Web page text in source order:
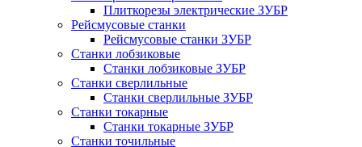
Плиткорезы электрические ЗУБР
Рейсмусовые станки
Рейсмусовые станки ЗУБР
Станки лобзиковые
Станки лобзиковые ЗУБР
Станки сверлильные
Станки сверлильные ЗУБР
Станки токарные
Станки токарные ЗУБР
Станки точильные